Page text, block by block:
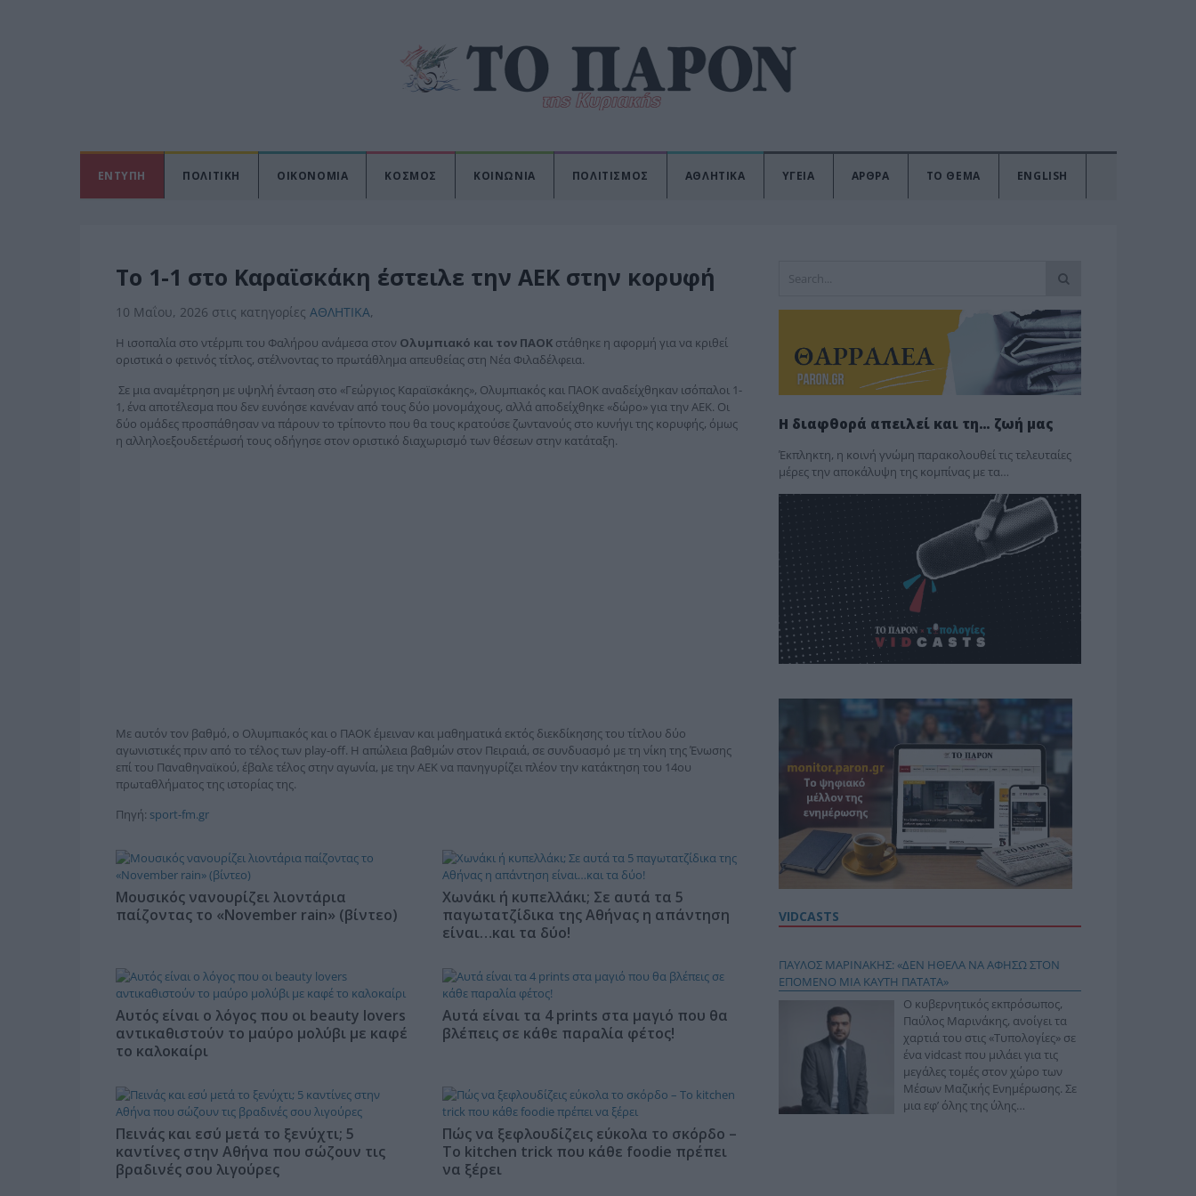
ΕΝΤΥΠΗ ΠΟΛΙΤΙΚΗ ΟΙΚΟΝΟΜΙΑ ΚΟΣΜΟΣ ΚΟΙΝΩΝΙΑ ΠΟΛΙΤΙΣΜΟΣ ΑΘΛΗΤΙΚΑ ΥΓΕΙΑ ΑΡΘΡΑ ΤΟ ΘΕΜΑ ENGLISH
Το 1-1 στο Καραϊσκάκη έστειλε την ΑΕΚ στην κορυφή
10 Μαΐου, 2026 στις κατηγορίες ΑΘΛΗΤΙΚΑ,
Η ισοπαλία στο ντέρμπι του Φαλήρου ανάμεσα στον Ολυμπιακό και τον ΠΑΟΚστάθηκε η αφορμή για να κριθεί
οριστικά ο φετινός τίτλος, στέλνοντας το πρωτάθλημα απευθείας στη Νέα Φιλαδέλφεια.
Σε μια αναμέτρηση με υψηλή ένταση στο «Γεώργιος Καραϊσκάκης», Ολυμπιακός και ΠΑΟΚ αναδείχθηκαν ισόπαλοι 1-
1, ένα αποτέλεσμα που δεν ευνόησε κανέναν από τους δύο μονομάχους, αλλά αποδείχθηκε «δώρο» για την ΑΕΚ. Οι
δύο ομάδες προσπάθησαν να πάρουν το τρίποντο που θα τους κρατούσε ζωντανούς στο κυνήγι της κορυφής, όμως
η αλληλοεξουδετέρωσή τους οδήγησε στον οριστικό διαχωρισμό των θέσεων στην κατάταξη.
Με αυτόν τον βαθμό, ο Ολυμπιακός και ο ΠΑΟΚ έμειναν και μαθηματικά εκτός διεκδίκησης του τίτλου δύο
αγωνιστικές πριν από το τέλος των play-off. Η απώλεια βαθμών στον Πειραιά, σε συνδυασμό με τη νίκη της Ένωσης
επί του Παναθηναϊκού, έβαλε τέλος στην αγωνία, με την ΑΕΚ να πανηγυρίζει πλέον την κατάκτηση του 14ου
πρωταθλήματος της ιστορίας της.
Πηγή: sport-fm.gr
Μουσικός νανουρίζει λιοντάρια
παίζοντας το «November rain» (βίντεο)
Χωνάκι ή κυπελλάκι; Σε αυτά τα 5
παγωτατζίδικα της Αθήνας η απάντηση
είναι…και τα δύο!
Αυτός είναι ο λόγος που οι beauty lovers
αντικαθιστούν το μαύρο μολύβι με καφέ
το καλοκαίρι
Αυτά είναι τα 4 prints στα μαγιό που θα
βλέπεις σε κάθε παραλία φέτος!
Πεινάς και εσύ μετά το ξενύχτι; 5
καντίνες στην Αθήνα που σώζουν τις
βραδινές σου λιγούρες
Πώς να ξεφλουδίζεις εύκολα το σκόρδο –
Το kitchen trick που κάθε foodie πρέπει
να ξέρει
Η διαφθορά απειλεί και τη… ζωή μας
Έκπληκτη, η κοινή γνώμη παρακολουθεί τις τελευταίες
μέρες την αποκάλυψη της κο­μπίνας με τα…
VIDCASTS
ΠΑΥΛΟΣ ΜΑΡΙΝΑΚΗΣ: «ΔΕΝ ΗΘΕΛΑ ΝΑ ΑΦΗΣΩ ΣΤΟΝ
ΕΠΟΜΕΝΟ ΜΙΑ ΚΑΥΤΗ ΠΑΤΑΤΑ»
Ο κυβερνητικός εκπρόσωπος,
Παύλος Μαρινάκης, ανοίγει τα
χαρτιά του στις «Τυπολογίες» σε
ένα vidcast που μιλάει για τις
μεγάλες τομές στον χώρο των
Μέσων Μαζικής Ενημέρωσης. Σε
μια εφ’ όλης της ύλης